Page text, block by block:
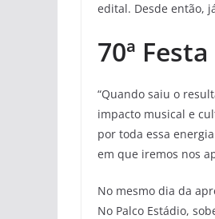
edital. Desde então,
70ª
“Quando saiu o
impacto musical e
por toda essa
em que iremos nos
No mesmo dia da
No Palco Estádio,